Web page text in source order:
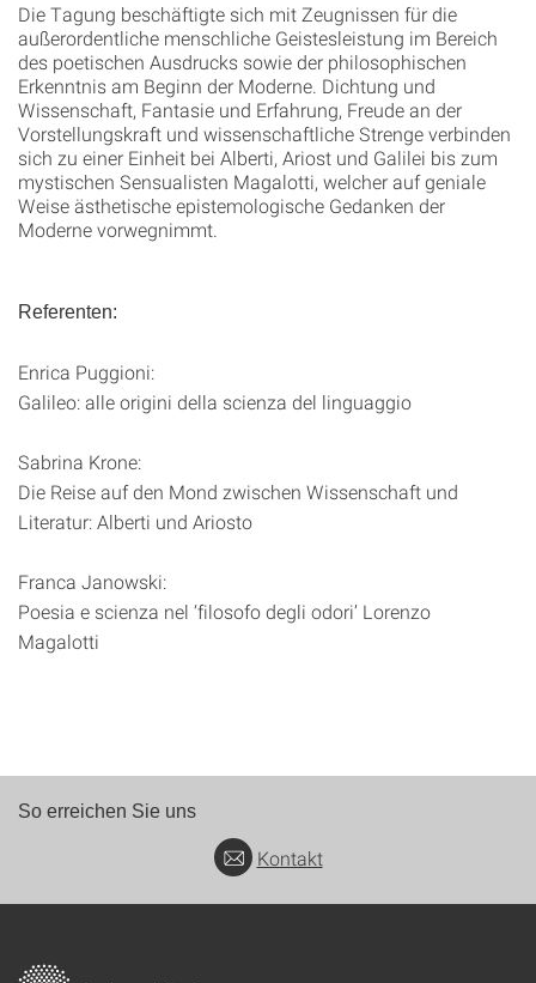
Die Tagung beschäftigte sich mit Zeugnissen für die
außerordentliche menschliche Geistesleistung im Bereich
des poetischen Ausdrucks sowie der philosophischen
Erkenntnis am Beginn der Moderne. Dichtung und
Wissenschaft, Fantasie und Erfahrung, Freude an der
Vorstellungskraft und wissenschaftliche Strenge verbinden
sich zu einer Einheit bei Alberti, Ariost und Galilei bis zum
mystischen Sensualisten Magalotti, welcher auf geniale
Weise ästhetische epistemologische Gedanken der
Moderne vorwegnimmt.
Referenten:
Enrica Puggioni:
Galileo: alle origini della scienza del linguaggio
Sabrina Krone:
Die Reise auf den Mond zwischen Wissenschaft und
Literatur: Alberti und Ariosto
Franca Janowski:
Poesia e scienza nel ‘filosofo degli odori’ Lorenzo
Magalotti
So erreichen Sie uns
Kontakt